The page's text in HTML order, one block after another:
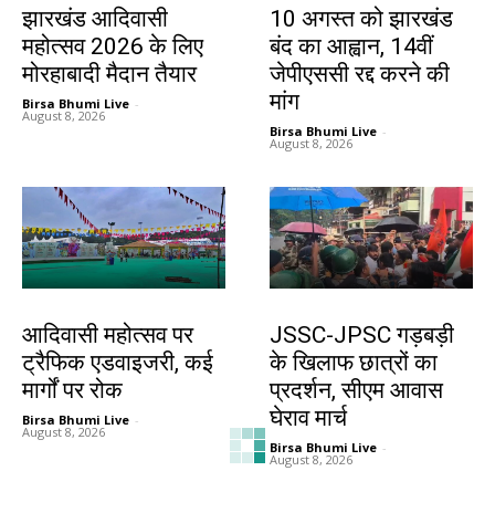
झारखंड आदिवासी
महोत्सव 2026 के लिए
मोरहाबादी मैदान तैयार
Birsa Bhumi Live -
August 8, 2026
10 अगस्त को झारखंड
बंद का आह्वान, 14वीं
जेपीएससी रद्द करने की
मांग
Birsa Bhumi Live -
August 8, 2026
आदिवासी महोत्सव पर
ट्रैफिक एडवाइजरी, कई
मार्गों पर रोक
Birsa Bhumi Live -
August 8, 2026
JSSC-JPSC गड़बड़ी
के खिलाफ छात्रों का
प्रदर्शन, सीएम आवास
घेराव मार्च
Birsa Bhumi Live -
August 8, 2026